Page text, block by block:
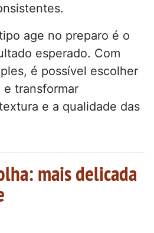
age no preparo é o
esperado. Com
é possível escolher
transformar
e a qualidade das
mais delicada